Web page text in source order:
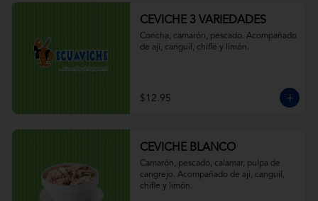
CEVICHE 3 VARIEDADES
Concha, camarón, pescado. Acompañado
de ají, canguil, chifle y limón.
$12.95
CEVICHE BLANCO
Camarón, pescado, calamar, pulpa de
cangrejo. Acompañado de ají, canguil,
chifle y limón.